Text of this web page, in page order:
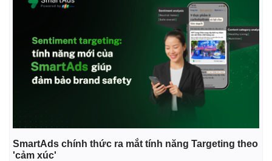
SmartAds chính thức ra mắt tính năng Targeting theo
'cảm xúc'